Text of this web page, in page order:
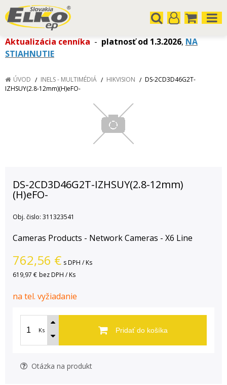
Aktualizácia cenníka - platnosť od 1.3.2026, NA
STIAHNUTIE
ÚVOD INELS - MULTIMÉDIÁ HIKVISION
DS-2CD3D46G2T-
IZHSUY(2.8-12mm)(H)eFO-
DS-2CD3D46G2T-IZHSUY(2.8-12mm)
(H)eFO-
Obj. čislo: 311323541
Cameras Products - Network Cameras - X6 Line
762,56 € s DPH / Ks
619,97 € bez DPH / Ks
na tel. vyžiadanie
Ks Pridať do košíka
Otázka na produkt